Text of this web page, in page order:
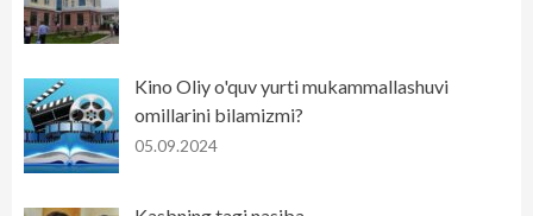
Kino Oliy o'quv yurti mukammallashuvi
omillarini bilamizmi?
05.09.2024